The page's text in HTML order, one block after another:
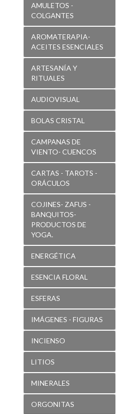
AMULETOS -
COLGANTES
AROMATERAPIA-
ACEITES ESENCIALES
ARTESANÍA Y
RITUALES
AUDIOVISUAL
BOLAS CRISTAL
CAMPANAS DE
VIENTO- CUENCOS
CARTAS - TAROTS -
ORÁCULOS
COJINES- ZAFUS -
BANQUITOS-
PRODUCTOS DE
YOGA.
ENERGÉTICA
ESENCIA FLORAL
ESFERAS
IMÁGENES - FIGURAS
INCIENSO
LITIOS
MINERALES
ORGONITAS